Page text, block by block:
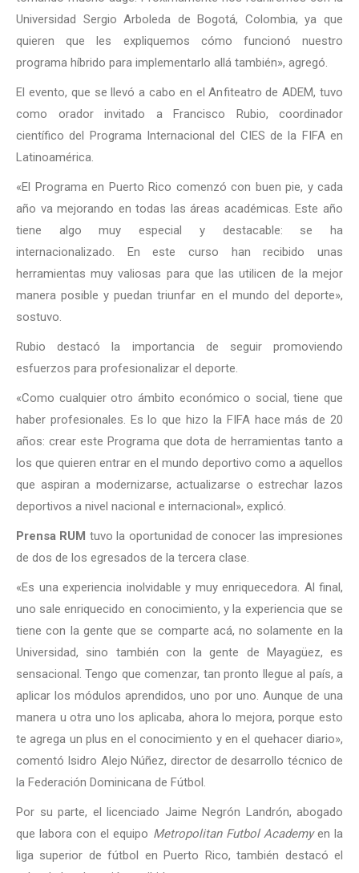
Universidad Sergio Arboleda de Bogotá, Colombia, ya que
quieren que les expliquemos cómo funcionó nuestro
programa híbrido para implementarlo allá también», agregó.
El evento, que se llevó a cabo en el Anfiteatro de ADEM, tuvo
como orador invitado a Francisco Rubio, coordinador
científico del Programa Internacional del CIES de la FIFA en
Latinoamérica.
«El Programa en Puerto Rico comenzó con buen pie, y cada
año va mejorando en todas las áreas académicas. Este año
tiene algo muy especial y destacable: se ha
internacionalizado. En este curso han recibido unas
herramientas muy valiosas para que las utilicen de la mejor
manera posible y puedan triunfar en el mundo del deporte»,
sostuvo.
Rubio destacó la importancia de seguir promoviendo
esfuerzos para profesionalizar el deporte.
«Como cualquier otro ámbito económico o social, tiene que
haber profesionales. Es lo que hizo la FIFA hace más de 20
años: crear este Programa que dota de herramientas tanto a
los que quieren entrar en el mundo deportivo como a aquellos
que aspiran a modernizarse, actualizarse o estrechar lazos
deportivos a nivel nacional e internacional», explicó.
Prensa RUM tuvo la oportunidad de conocer las impresiones
de dos de los egresados de la tercera clase.
«Es una experiencia inolvidable y muy enriquecedora. Al final,
uno sale enriquecido en conocimiento, y la experiencia que se
tiene con la gente que se comparte acá, no solamente en la
Universidad, sino también con la gente de Mayagüez, es
sensacional. Tengo que comenzar, tan pronto llegue al país, a
aplicar los módulos aprendidos, uno por uno. Aunque de una
manera u otra uno los aplicaba, ahora lo mejora, porque esto
te agrega un plus en el conocimiento y en el quehacer diario»,
comentó Isidro Alejo Núñez, director de desarrollo técnico de
la Federación Dominicana de Fútbol.
Por su parte, el licenciado Jaime Negrón Landrón, abogado
que labora con el equipo Metropolitan Futbol Academyen la
liga superior de fútbol en Puerto Rico, también destacó el